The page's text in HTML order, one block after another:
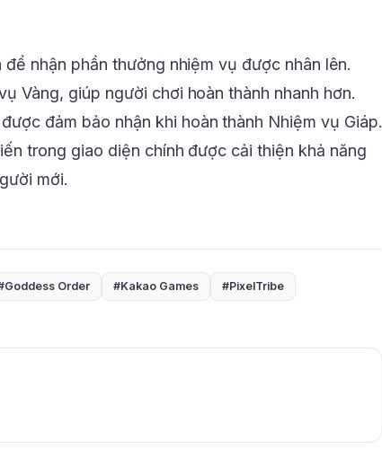
nhận phần thưởng nhiệm vụ được nhân lên.
Vàng, giúp người chơi hoàn thành nhanh hơn.
đảm bảo nhận khi hoàn thành Nhiệm vụ Giáp.
trong giao diện chính được cải thiện khả năng
mới.
Order #Kakao Games #PixelTribe